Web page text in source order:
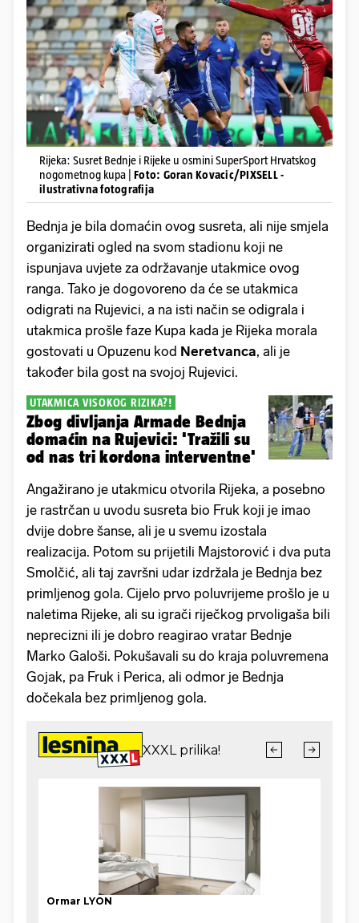
Rijeka: Susret Bednje i Rijeke u osmini SuperSport Hrvatskog
nogometnog kupa | Foto: Goran Kovacic/PIXSELL -
ilustrativna fotografija
Bednja je bila domaćin ovog susreta, ali nije smjela
organizirati ogled na svom stadionu koji ne
ispunjava uvjete za održavanje utakmice ovog
ranga. Tako je dogovoreno da će se utakmica
odigrati na Rujevici, a na isti način se odigrala i
utakmica prošle faze Kupa kada je Rijeka morala
gostovati u Opuzenu kod Neretvanca, ali je
također bila gost na svojoj Rujevici.
UTAKMICA VISOKOG RIZIKA?!
Zbog divljanja Armade Bednja
domaćin na Rujevici: 'Tražili su
od nas tri kordona interventne'
Angažirano je utakmicu otvorila Rijeka, a posebno
je rastrčan u uvodu susreta bio Fruk koji je imao
dvije dobre šanse, ali je u svemu izostala
realizacija. Potom su prijetili Majstorović i dva puta
Smolčić, ali taj završni udar izdržala je Bednja bez
primljenog gola. Cijelo prvo poluvrijeme prošlo je u
naletima Rijeke, ali su igrači riječkog prvoligaša bili
neprecizni ili je dobro reagirao vratar Bednje
Marko Galoši. Pokušavali su do kraja poluvremena
Gojak, pa Fruk i Perica, ali odmor je Bednja
dočekala bez primljenog gola.